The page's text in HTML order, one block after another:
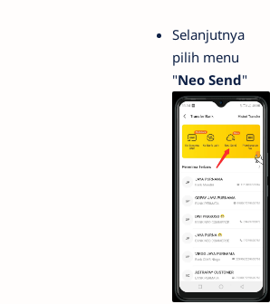
Selanjutnya
pilih menu
"Neo Send"